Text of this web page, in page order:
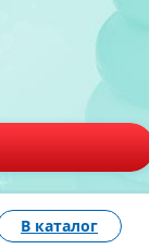
В каталог